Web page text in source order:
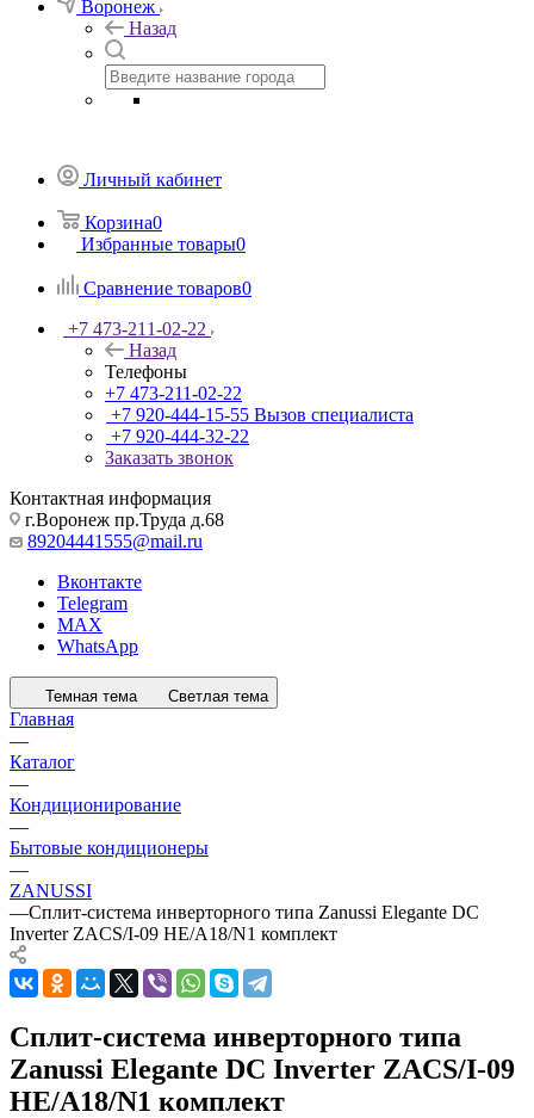
Воронеж
Назад
Личный кабинет
Корзина0
Избранные товары0
Сравнение товаров0
+7 473-211-02-22
Назад
Телефоны
+7 473-211-02-22
+7 920-444-15-55 Вызов специалиста
+7 920-444-32-22
Заказать звонок
Контактная информация
г.Воронеж пр.Труда д.68
89204441555@mail.ru
Вконтакте
Telegram
MAX
WhatsApp
Темная тема Светлая тема
Главная
—
Каталог
—
Кондиционирование
—
Бытовые кондиционеры
—
ZANUSSI
—Сплит-система инверторного типа Zanussi Elegante DC
Inverter ZACS/I-09 HE/A18/N1 комплект
Сплит-система инверторного типа
Zanussi Elegante DC Inverter ZACS/I-09
HE/A18/N1 комплект